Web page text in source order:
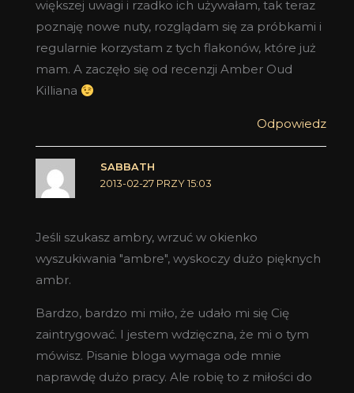
większej uwagi i rzadko ich używałam, tak teraz
poznaję nowe nuty, rozglądam się za próbkami i
regularnie korzystam z tych flakonów, które już
mam. A zaczęło się od recenzji Amber Oud
Killiana
Odpowiedz
SABBATH
2013-02-27 PRZY 15:03
Jeśli szukasz ambry, wrzuć w okienko
wyszukiwania "ambre", wyskoczy dużo pięknych
ambr.
Bardzo, bardzo mi miło, że udało mi się Cię
zaintrygować. I jestem wdzięczna, że mi o tym
mówisz. Pisanie bloga wymaga ode mnie
naprawdę dużo pracy. Ale robię to z miłości do